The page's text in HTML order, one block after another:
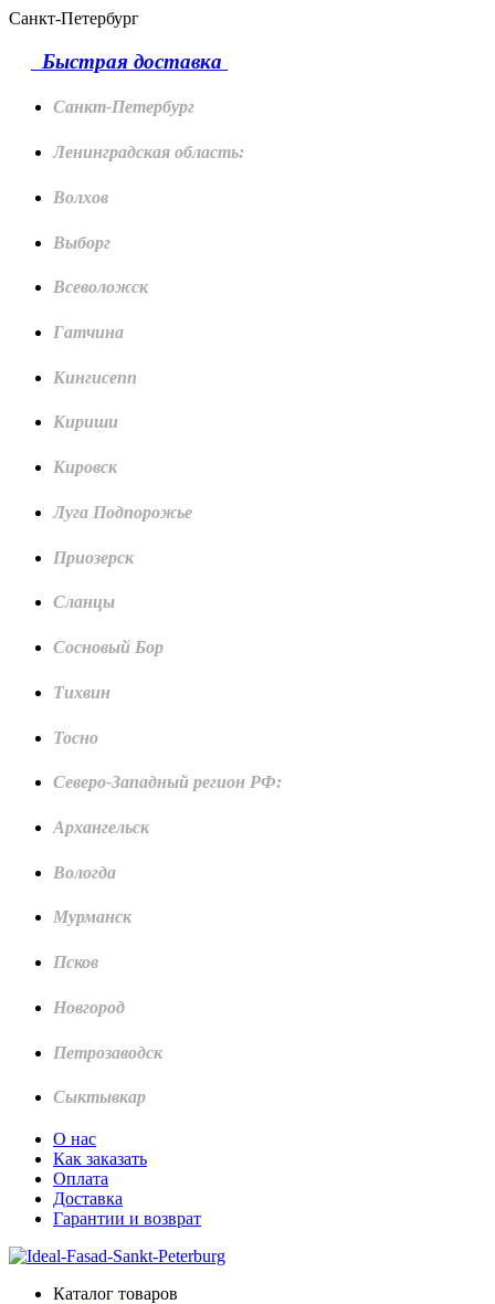
Санкт-Петербург
Быстрая доставка
Санкт-Петербург
Ленинградская область:
Волхов
Выборг
Всеволожск
Гатчина
Кингисепп
Кириши
Кировск
Луга Подпорожье
Приозерск
Сланцы
Сосновый Бор
Тихвин
Тосно
Северо-Западный регион РФ:
Архангельск
Вологда
Мурманск
Псков
Новгород
Петрозаводск
Сыктывкар
О нас
Как заказать
Оплата
Доставка
Гарантии и возврат
Каталог товаров